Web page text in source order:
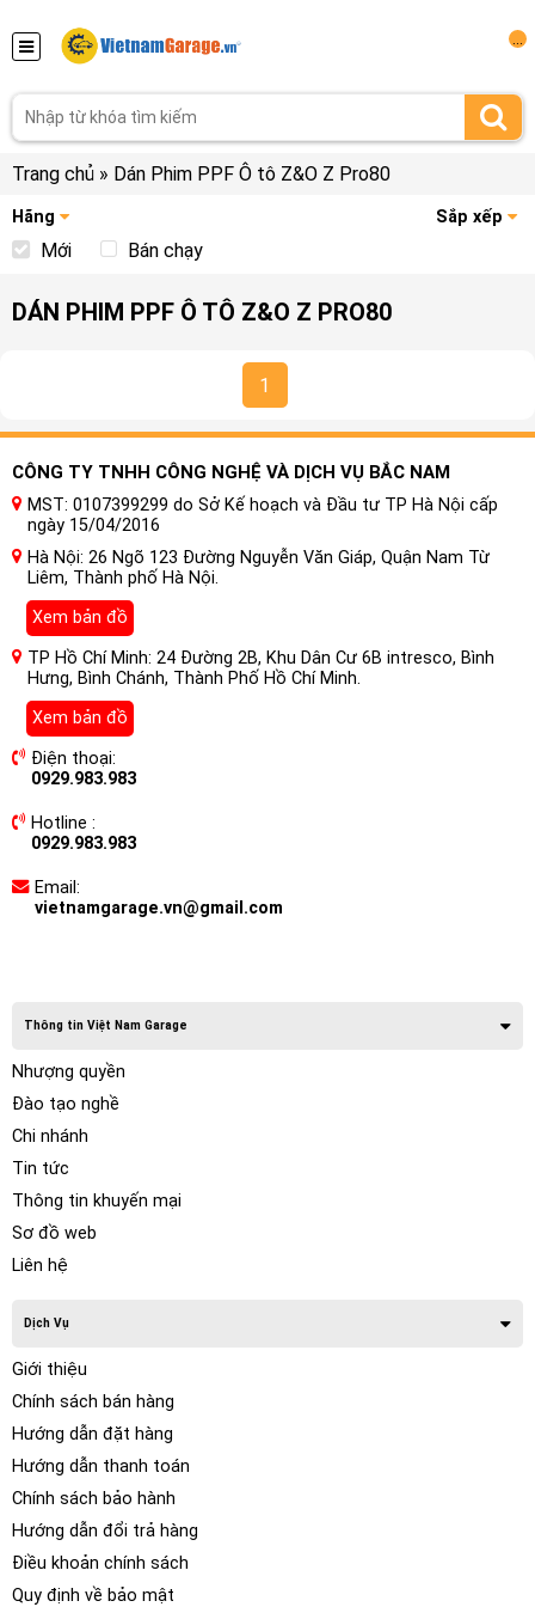
Trang chủ » Dán Phim PPF Ô tô Z&O Z Pro80
Hãng Sắp xếp
Mới Bán chạy
DÁN PHIM PPF Ô TÔ Z&O Z PRO80
1
CÔNG TY TNHH CÔNG NGHỆ VÀ DỊCH VỤ BẮC NAM
MST: 0107399299 do Sở Kế hoạch và Đầu tư TP Hà Nội cấp
ngày 15/04/2016
Hà Nội: 26 Ngõ 123 Đường Nguyễn Văn Giáp, Quận Nam Từ
Liêm, Thành phố Hà Nội.
Xem bản đồ
TP Hồ Chí Minh: 24 Đường 2B, Khu Dân Cư 6B intresco, Bình
Hưng, Bình Chánh, Thành Phố Hồ Chí Minh.
Xem bản đồ
Điện thoại:
0929.983.983
Hotline :
0929.983.983
Email:
vietnamgarage.vn@gmail.com
Thông tin Việt Nam Garage
Nhượng quyền
Đào tạo nghề
Chi nhánh
Tin tức
Thông tin khuyến mại
Sơ đồ web
Liên hệ
Dịch Vụ
Giới thiệu
Chính sách bán hàng
Hướng dẫn đặt hàng
Hướng dẫn thanh toán
Chính sách bảo hành
Hướng dẫn đổi trả hàng
Điều khoản chính sách
Quy định về bảo mật